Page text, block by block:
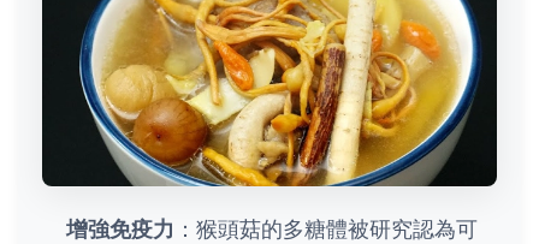
增強免疫力 ：猴頭菇的多糖體被研究認為可